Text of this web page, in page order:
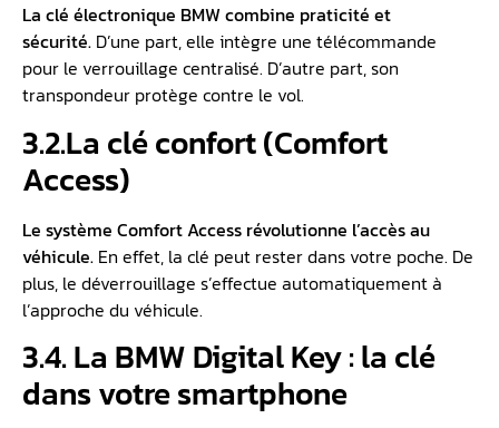
La clé électronique BMW combine praticité et
sécurité. D’une part, elle intègre une télécommande
pour le verrouillage centralisé. D’autre part, son
transpondeur protège contre le vol.
3.2.La clé confort (Comfort
Access)
Le système Comfort Access révolutionne l’accès au
véhicule. En effet, la clé peut rester dans votre poche. De
plus, le déverrouillage s’effectue automatiquement à
l’approche du véhicule.
3.4. La BMW Digital Key : la clé
dans votre smartphone